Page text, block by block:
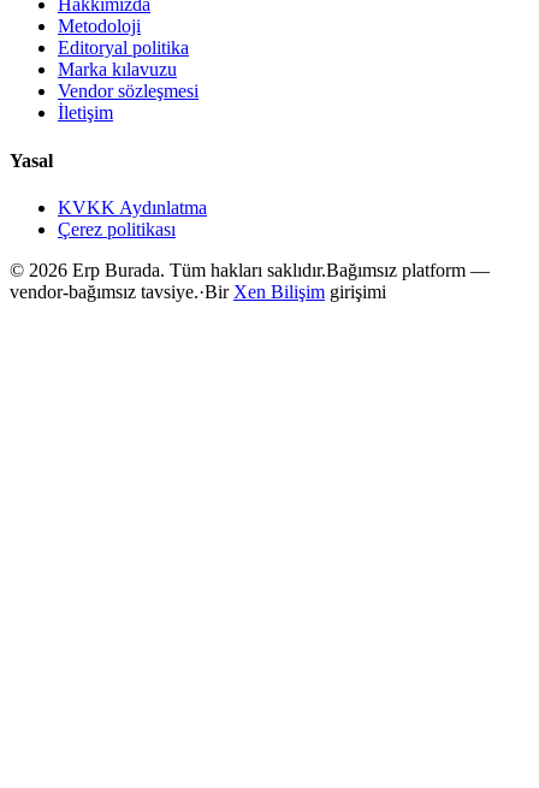
Hakkımızda
Metodoloji
Editoryal politika
Marka kılavuzu
Vendor sözleşmesi
İletişim
Yasal
KVKK Aydınlatma
Çerez politikası
© 2026 Erp Burada. Tüm hakları saklıdır.Bağımsız platform —
vendor-bağımsız tavsiye.·Bir Xen Bilişim girişimi